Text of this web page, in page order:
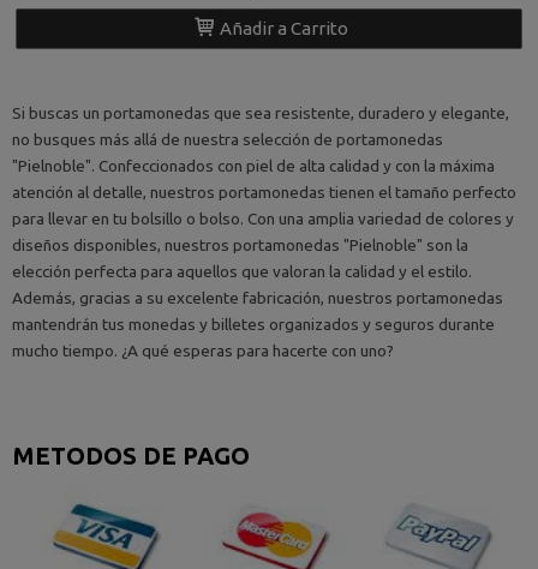
METODOS DE PAGO
Añadir a Carrito
Si buscas un portamonedas que sea resistente, duradero y elegante,
no busques más allá de nuestra selección de portamonedas
"Pielnoble". Confeccionados con piel de alta calidad y con la máxima
atención al detalle, nuestros portamonedas tienen el tamaño perfecto
para llevar en tu bolsillo o bolso. Con una amplia variedad de colores y
diseños disponibles, nuestros portamonedas "Pielnoble" son la
elección perfecta para aquellos que valoran la calidad y el estilo.
Además, gracias a su excelente fabricación, nuestros portamonedas
mantendrán tus monedas y billetes organizados y seguros durante
mucho tiempo. ¿A qué esperas para hacerte con uno?